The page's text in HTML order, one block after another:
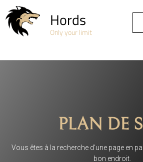
Hords
Only your limit
PLAN DE
Vous êtes à la recherche d'une page en
bon endroit.